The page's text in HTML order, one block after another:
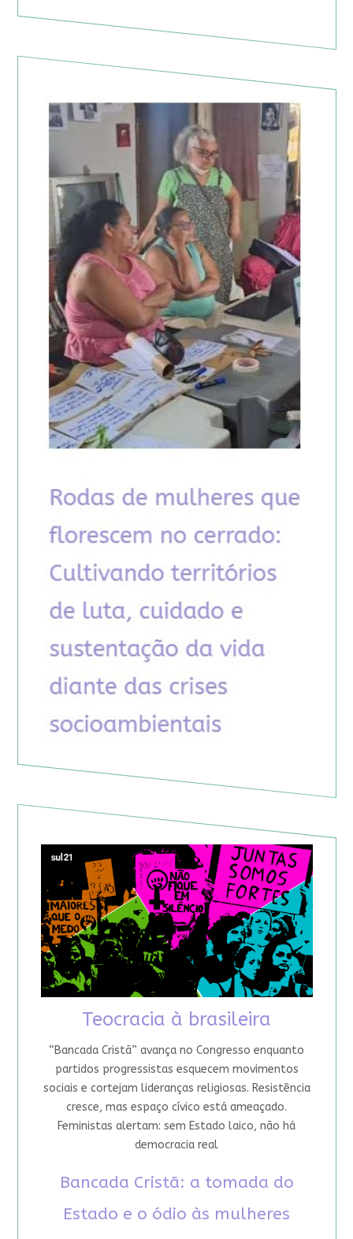
Teocracia à brasileira
“Bancada Cristã” avança no Congresso enquanto
partidos progressistas esquecem movimentos
sociais e cortejam lideranças religiosas. Resistência
cresce, mas espaço cívico está ameaçado.
Feministas alertam: sem Estado laico, não há
democracia real
Bancada Cristã: a tomada do
Estado e o ódio às mulheres